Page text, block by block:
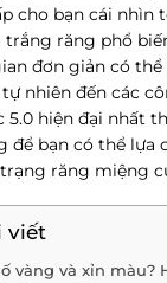
cho bạn cái nhìn
trắng răng phổ
đơn giản có
nhiên đến các
hiện đại nhất
để bạn có thể lựa
răng miệng
viết
vàng và xỉn màu?